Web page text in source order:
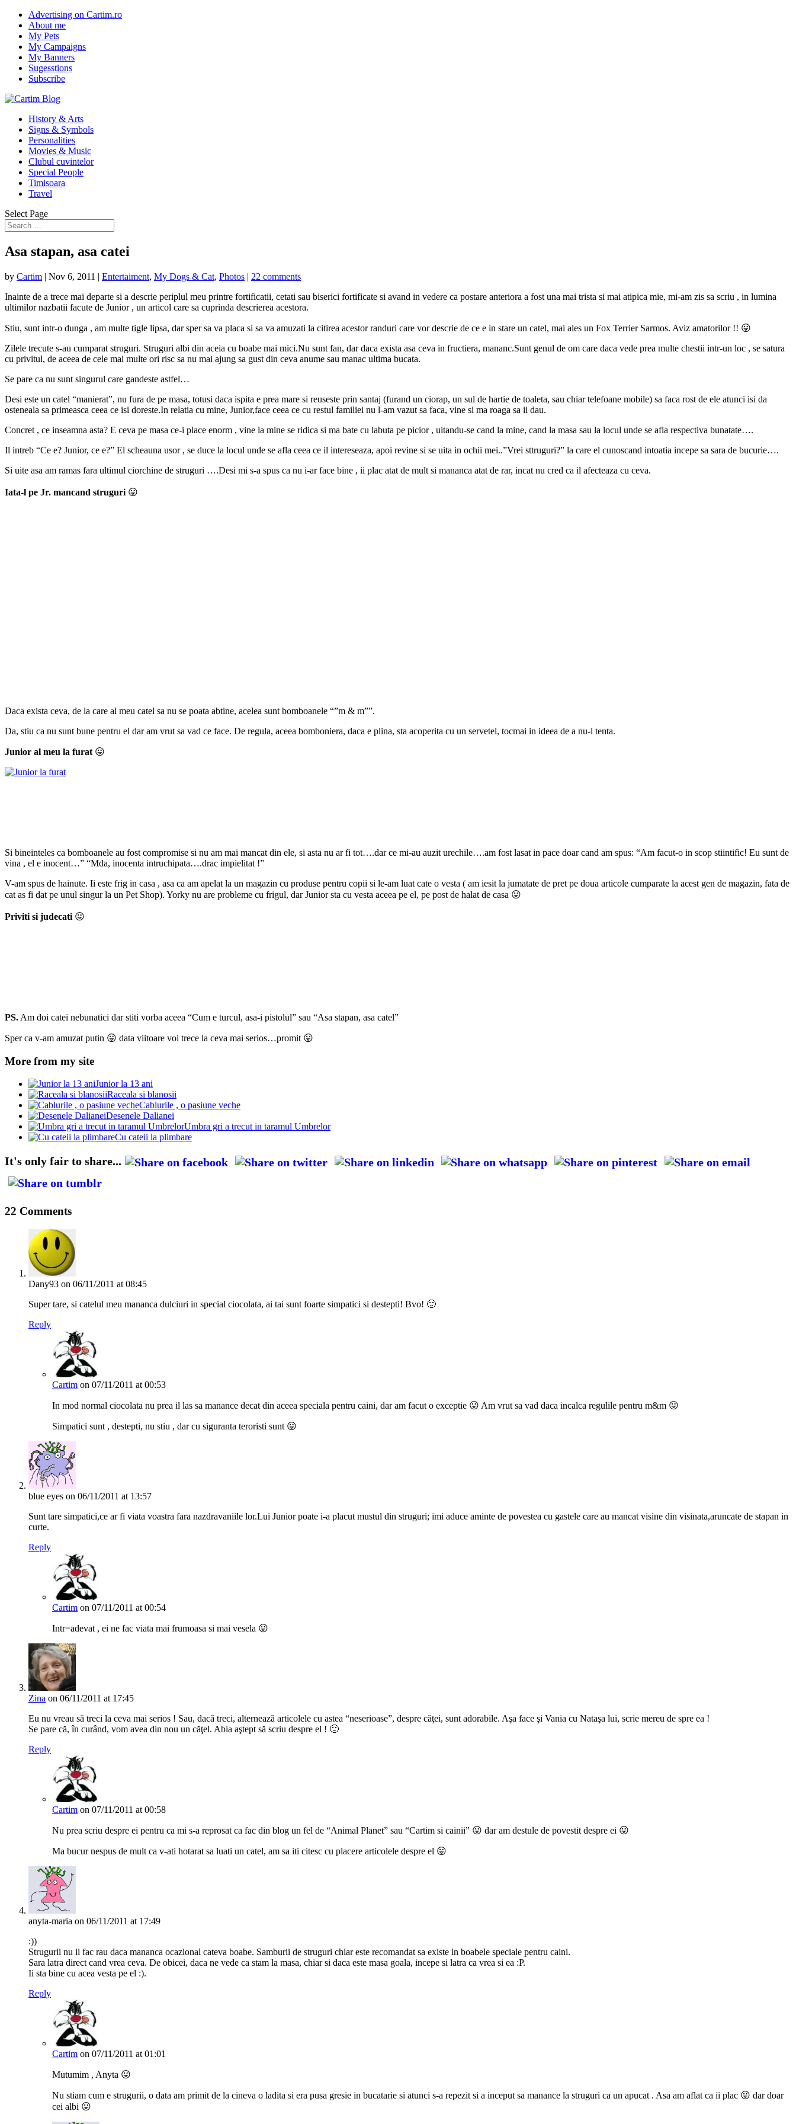
Advertising on Cartim.ro
About me
My Pets
My Campaigns
My Banners
Sugesstions
Subscribe
History & Arts
Signs & Symbols
Personalities
Movies & Music
Clubul cuvintelor
Special People
Timisoara
Travel
Select Page
Asa stapan, asa catei
by Cartim | Nov 6, 2011 | Entertaiment, My Dogs & Cat, Photos | 22 comments
Inainte de a trece mai departe si a descrie periplul meu printre fortificatii, cetati sau biserici fortificate si avand in vedere ca postare anteriora a fost una mai trista si mai atipica mie, mi-am zis sa scriu , in lumina
ultimilor nazbatii facute de Junior , un articol care sa cuprinda descrierea acestora.
Stiu, sunt intr-o dunga , am multe tigle lipsa, dar sper sa va placa si sa va amuzati la citirea acestor randuri care vor descrie de ce e in stare un catel, mai ales un Fox Terrier Sarmos. Aviz amatorilor !! 😛
Zilele trecute s-au cumparat struguri. Struguri albi din aceia cu boabe mai mici.Nu sunt fan, dar daca exista asa ceva in fructiera, mananc.Sunt genul de om care daca vede prea multe chestii intr-un loc , se satura
cu privitul, de aceea de cele mai multe ori risc sa nu mai ajung sa gust din ceva anume sau manac ultima bucata.
Se pare ca nu sunt singurul care gandeste astfel…
Desi este un catel “manierat”, nu fura de pe masa, totusi daca ispita e prea mare si reuseste prin santaj (furand un ciorap, un sul de hartie de toaleta, sau chiar telefoane mobile) sa faca rost de ele atunci isi da
osteneala sa primeasca ceea ce isi doreste.In relatia cu mine, Junior,face ceea ce cu restul familiei nu l-am vazut sa faca, vine si ma roaga sa ii dau.
Concret , ce inseamna asta? E ceva pe masa ce-i place enorm , vine la mine se ridica si ma bate cu labuta pe picior , uitandu-se cand la mine, cand la masa sau la locul unde se afla respectiva bunatate….
Il intreb “Ce e? Junior, ce e?” El scheauna usor , se duce la locul unde se afla ceea ce il intereseaza, apoi revine si se uita in ochii mei..”Vrei sttruguri?” la care el cunoscand intoatia incepe sa sara de bucurie….
Si uite asa am ramas fara ultimul ciorchine de struguri ….Desi mi s-a spus ca nu i-ar face bine , ii plac atat de mult si mananca atat de rar, incat nu cred ca il afecteaza cu ceva.
Iata-l pe Jr. mancand struguri 😛
Daca exista ceva, de la care al meu catel sa nu se poata abtine, acelea sunt bomboanele “”m & m””.
Da, stiu ca nu sunt bune pentru el dar am vrut sa vad ce face. De regula, aceea bomboniera, daca e plina, sta acoperita cu un servetel, tocmai in ideea de a nu-l tenta.
Junior al meu la furat 😛
Si bineinteles ca bomboanele au fost compromise si nu am mai mancat din ele, si asta nu ar fi tot….dar ce mi-au auzit urechile….am fost lasat in pace doar cand am spus: “Am facut-o in scop stiintific! Eu sunt de
vina , el e inocent…” “Mda, inocenta intruchipata….drac impielitat !”
V-am spus de hainute. Ii este frig in casa , asa ca am apelat la un magazin cu produse pentru copii si le-am luat cate o vesta ( am iesit la jumatate de pret pe doua articole cumparate la acest gen de magazin, fata de
cat as fi dat pe unul singur la un Pet Shop). Yorky nu are probleme cu frigul, dar Junior sta cu vesta aceea pe el, pe post de halat de casa 😛
Priviti si judecati 😛
PS. Am doi catei nebunatici dar stiti vorba aceea “Cum e turcul, asa-i pistolul” sau “Asa stapan, asa catel”
Sper ca v-am amuzat putin 😛 data viitoare voi trece la ceva mai serios…promit 😛
More from my site
Junior la 13 ani
Raceala si blanosii
Cablurile , o pasiune veche
Desenele Dalianei
Umbra gri a trecut in taramul Umbrelor
Cu cateii la plimbare
It's only fair to share...
22 Comments
Dany93 on 06/11/2011 at 08:45
Super tare, si catelul meu mananca dulciuri in special ciocolata, ai tai sunt foarte simpatici si destepti! Bvo! 🙂
Reply
Cartim on 07/11/2011 at 00:53
In mod normal ciocolata nu prea il las sa manance decat din aceea speciala pentru caini, dar am facut o exceptie 😛 Am vrut sa vad daca incalca regulile pentru m&m 😛
Simpatici sunt , destepti, nu stiu , dar cu siguranta teroristi sunt 😛
blue eyes on 06/11/2011 at 13:57
Sunt tare simpatici,ce ar fi viata voastra fara nazdravaniile lor.Lui Junior poate i-a placut mustul din struguri; imi aduce aminte de povestea cu gastele care au mancat visine din visinata,aruncate de stapan in
curte.
Reply
Cartim on 07/11/2011 at 00:54
Intr=adevat , ei ne fac viata mai frumoasa si mai vesela 😛
Zina on 06/11/2011 at 17:45
Eu nu vreau să treci la ceva mai serios ! Sau, dacă treci, alternează articolele cu astea “neserioase”, despre căţei, sunt adorabile. Aşa face şi Vania cu Nataşa lui, scrie mereu de spre ea !
Se pare că, în curând, vom avea din nou un căţel. Abia aştept să scriu despre el ! 🙂
Reply
Cartim on 07/11/2011 at 00:58
Nu prea scriu despre ei pentru ca mi s-a reprosat ca fac din blog un fel de “Animal Planet” sau “Cartim si cainii” 😛 dar am destule de povestit despre ei 😛
Ma bucur nespus de mult ca v-ati hotarat sa luati un catel, am sa iti citesc cu placere articolele despre el 😛
anyta-maria on 06/11/2011 at 17:49
:))
Strugurii nu ii fac rau daca mananca ocazional cateva boabe. Samburii de struguri chiar este recomandat sa existe in boabele speciale pentru caini.
Sara latra direct cand vrea ceva. De obicei, daca ne vede ca stam la masa, chiar si daca este masa goala, incepe si latra ca vrea si ea :P.
Ii sta bine cu acea vesta pe el :).
Reply
Cartim on 07/11/2011 at 01:01
Mutumim , Anyta 😛
Nu stiam cum e strugurii, o data am primit de la cineva o ladita si era pusa gresie in bucatarie si atunci s-a repezit si a inceput sa manance la struguri ca un apucat . Asa am aflat ca ii plac 😛 dar doar
cei albi 😛